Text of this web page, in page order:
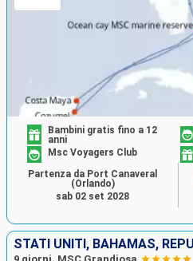
Bambini gratis fino a 12
anni
Msc Voyagers Club
Partenza da Port Canaveral
(Orlando)
sab 02 set 2028